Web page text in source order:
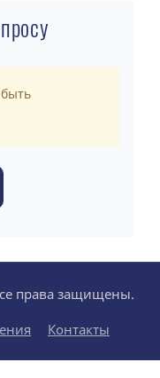
права защищены.
Контакты